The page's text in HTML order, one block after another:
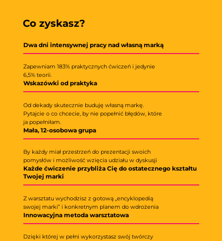
Co zyskasz?
Dwa dni intensywnej pracy nad własną marką
Zapewniam 183% praktycznych ćwiczeń i jedynie
6,5% teorii.
Wskazówki od praktyka
Od dekady skutecznie buduję własną markę.
Pytajcie o co chcecie, by nie popełnić błędów, które
ja popełniłam.
Mała, 12-osobowa grupa
By każdy miał przestrzeń do prezentacji swoich
pomysłów i możliwość wzięcia udziału w dyskusji
Każde ćwiczenie przybliża Cię do ostatecznego kształtu
Twojej marki
Z warsztatu wychodzisz z gotową „encyklopedią
swojej marki” i konkretnym planem do wdrożenia
Innowacyjna metoda warsztatowa
Dzięki której w pełni wykorzystasz swój twórczy